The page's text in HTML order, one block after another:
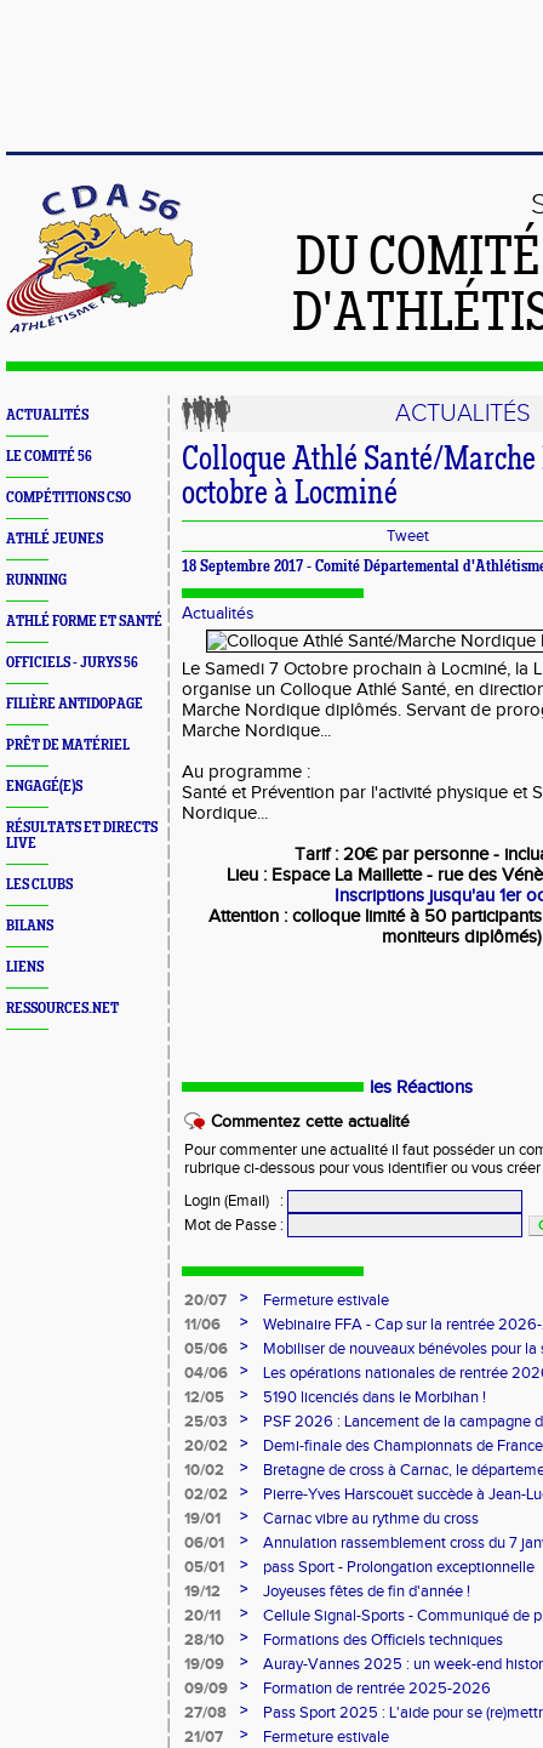
DU
ACTUALITÉS
LE COMITÉ 56
COMPÉTITIONS CSO
ATHLÉ JEUNES
RUNNING
ATHLÉ FORME ET SANTÉ
OFFICIELS - JURYS 56
FILIÈRE ANTIDOPAGE
PRÊT DE MATÉRIEL
ENGAGÉ(E)S
RÉSULTATS ET DIRECTS
LIVE
LES CLUBS
BILANS
LIENS
RESSOURCES.NET
ACTUALITÉS
Colloque Athlé Santé/
octobre à Locminé
Tweet
18 Septembre 2017 - Comité Départemental
Actualités
Le Samedi 7 Octobre prochain à Locminé, la
organise un Colloque Athlé Santé, en
Marche Nordique diplômés. Servant de
Marche Nordique...
Au programme :
Santé et Prévention par l'activité physique et
Nordique...
Tarif : 20€ par personne -
Lieu : Espace La Maillette - rue des
Inscriptions jusqu'au 1er
Attention : colloque limité à 50
moniteurs
les Réactions
Commentez cette actualité
Pour commenter une actualité il faut posséder un
rubrique ci-dessous pour vous identifier ou vous
Login (Email)
:
Mot de Passe :
20/07 >
Fermeture estivale
11/06
>
Webinaire FFA - Cap sur la rentrée
05/06
>
Mobiliser de nouveaux bénévoles pour
04/06
>
Les opérations nationales de rentrée
12/05
>
5190 licenciés dans le Morbihan !
25/03
>
PSF 2026 : Lancement de la campagne
20/02
>
Demi-finale des Championnats de
10/02
>
Bretagne de cross à Carnac, le
l'honneur
02/02 >
Pierre-Yves Harscouët succède à Jean-
comité du Morbihan
19/01 >
Carnac vibre au rythme du cross
06/01
>
Annulation rassemblement cross du 7
05/01
>
pass Sport - Prolongation exceptionnelle
19/12
>
Joyeuses fêtes de fin d'année !
20/11
>
Cellule Signal-Sports - Communiqué de
Sports
28/10 >
Formations des Officiels techniques
19/09
>
Auray-Vannes 2025 : un week-end
marathon breton
09/09 >
Formation de rentrée 2025-2026
27/08
>
Pass Sport 2025 : L'aide pour se
21/07
>
Fermeture estivale